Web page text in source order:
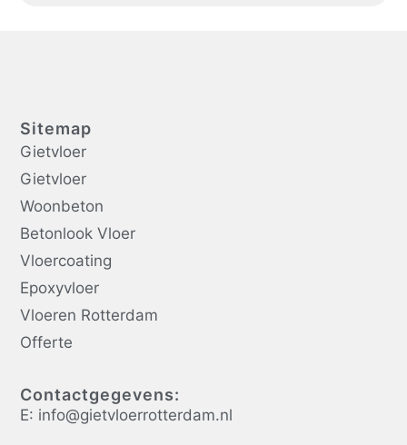
Sitemap
Gietvloer
Gietvloer
Woonbeton
Betonlook Vloer
Vloercoating
Epoxyvloer
Vloeren Rotterdam
Offerte
Contactgegevens:
E: info@gietvloerrotterdam.nl